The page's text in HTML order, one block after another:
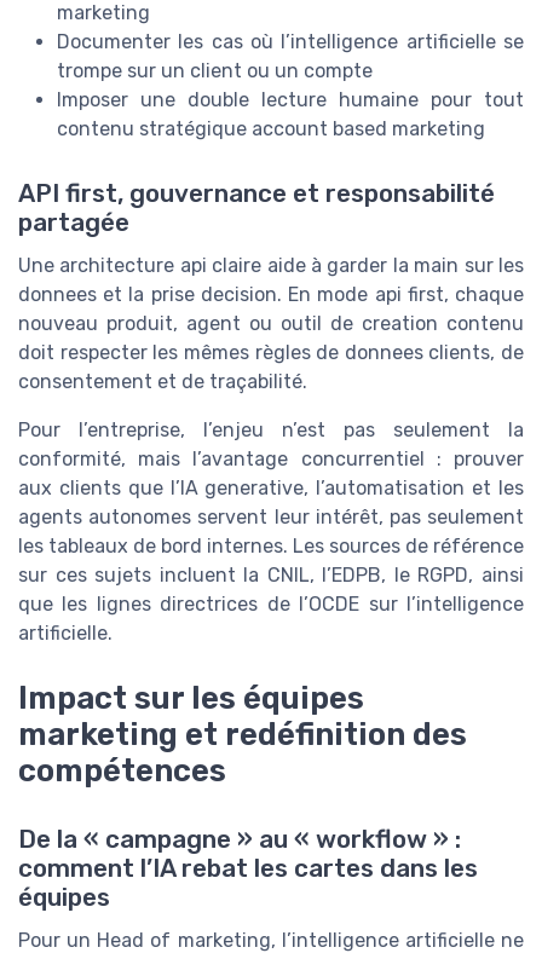
marketing
Documenter les cas où l’intelligence artificielle se
trompe sur un client ou un compte
Imposer une double lecture humaine pour tout
contenu stratégique account based marketing
API first, gouvernance et responsabilité
partagée
Une architecture api claire aide à garder la main sur les
donnees et la prise decision. En mode api first, chaque
nouveau produit, agent ou outil de creation contenu
doit respecter les mêmes règles de donnees clients, de
consentement et de traçabilité.
Pour l’entreprise, l’enjeu n’est pas seulement la
conformité, mais l’avantage concurrentiel : prouver
aux clients que l’IA generative, l’automatisation et les
agents autonomes servent leur intérêt, pas seulement
les tableaux de bord internes. Les sources de référence
sur ces sujets incluent la CNIL, l’EDPB, le RGPD, ainsi
que les lignes directrices de l’OCDE sur l’intelligence
artificielle.
Impact sur les équipes
marketing et redéfinition des
compétences
De la « campagne » au « workflow » :
comment l’IA rebat les cartes dans les
équipes
Pour un Head of marketing, l’intelligence artificielle ne